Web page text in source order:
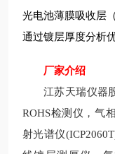
光电池薄膜吸收层
通过镀层厚度分析
厂家介绍
江苏天瑞仪器
ROHS检测 仪，气
射光谱仪